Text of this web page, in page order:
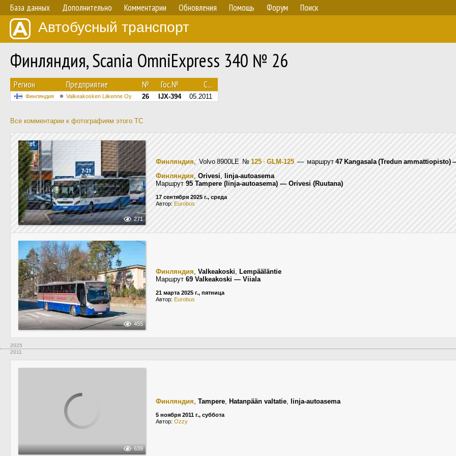
База данных Дополнительно Комментарии Обновления Помощь Форум Поиск
Автобусный транспорт
Финляндия, Scania OmniExpress 340 № 26
Регион Предприятие № Гос.№ С...
Финляндия Valkeakosken Liikenne Oy 26 IJX-394 05.2011
Все комментарии к фотографиям этого ТС
271
Финляндия, Volvo 8900LE № 125 · GLM-125 — маршрут 47 Kangasala (Tredun ammattiopisto)
Финляндия, Orivesi, linja-autoasema
Маршрут 95 Tampere (linja-autoasema) — Orivesi (Ruutana)
17 сентября 2025 г., среда
Автор: Eurobus
455
Финляндия, Valkeakoski, Lempääläntie
Маршрут 69 Valkeakoski — Viiala
21 марта 2025 г., пятница
Автор: Eurobus
2025
2011
639
Финляндия, Tampere, Hatanpään valtatie, linja-autoasema
5 ноября 2011 г., суббота
Автор: Ozzy